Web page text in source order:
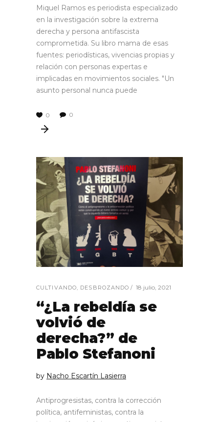
Miquel Ramos es periodista especializado
en la investigación sobre la extrema
derecha y persona antifascista
comprometida. Su libro mama de esas
fuentes: periodísticas, vivencias propias y
relación con personas expertas e
implicadas en movimientos sociales. "Un
asunto personal nunca puede
0 0
CULTIVANDO, DESBROZANDO 18 julio, 2021
“¿La rebeldía se
volvió de
derecha?” de
Pablo Stefanoni
by Nacho Escartín Lasierra
Antiprogresistas, contra la corrección
política, antifeministas, contra la